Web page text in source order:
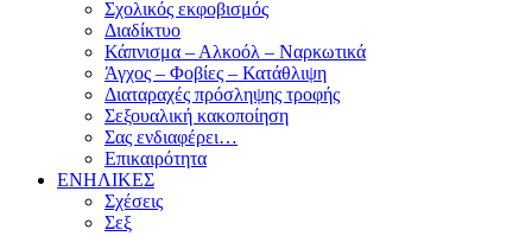
Σχολικός εκφοβισμός
Διαδίκτυο
Κάπνισμα – Αλκοόλ – Ναρκωτικά
Άγχος – Φοβίες – Κατάθλιψη
Διαταραχές πρόσληψης τροφής
Σεξουαλική κακοποίηση
Σας ενδιαφέρει…
Επικαιρότητα
ΕΝΗΛΙΚΕΣ
Σχέσεις
Σεξ